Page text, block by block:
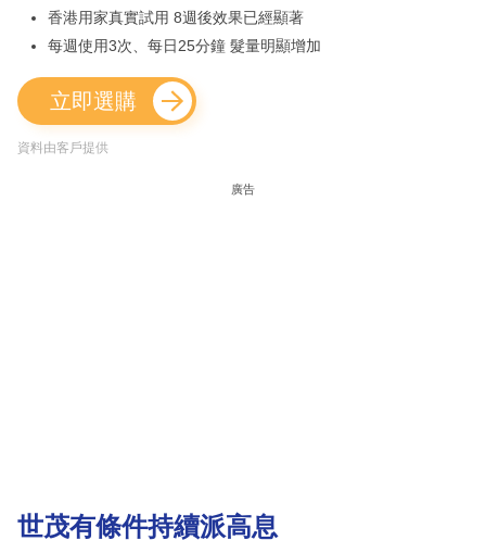
香港用家真實試用 8週後效果已經顯著
每週使用3次、每日25分鐘 髮量明顯增加
立即選購
資料由客戶提供
廣告
世茂有條件持續派高息